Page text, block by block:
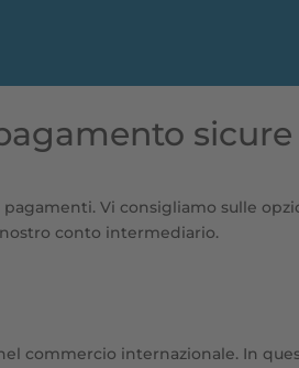
sicure
Vi consigliamo sulle
conto intermediario.
commercio internazionale. In